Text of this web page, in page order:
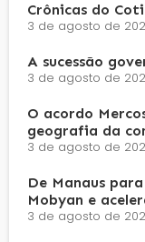
Crônicas do
3 de agosto de
A sucessão
3 de agosto de
O acordo
geografia da
3 de agosto de
De Manaus
Mobyan e
3 de agosto de